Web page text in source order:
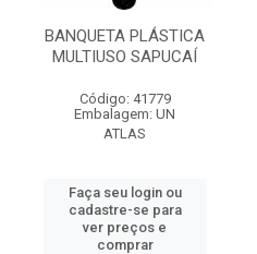
BANQUETA PLÁSTICA
MULTIUSO SAPUCAÍ
Código: 41779
Embalagem: UN
ATLAS
Faça seu login ou
cadastre-se para
ver preços e
comprar